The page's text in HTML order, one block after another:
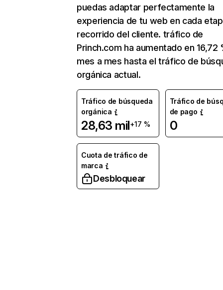
puedas adaptar perfectamente la
experiencia de tu web en cada
recorrido del cliente. tráfico de
Princh.com ha aumentado en 16,72
mes a mes hasta el tráfico de
orgánica actual.
Tráfico de búsqueda
orgánica
28,63 mil+17 %
Tráfico de
de pago
0
Cuota de tráfico de
marca
Desbloquear